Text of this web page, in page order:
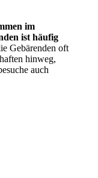
im
ist häufig
Gebärenden oft
hinweg,
auch